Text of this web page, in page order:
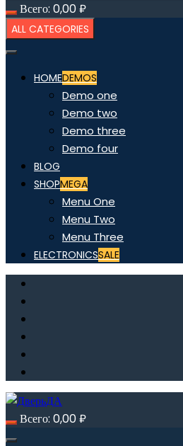
Всего: 0,00₽
ALL CATEGORIES
HOMEDEMOS
Demo one
Demo two
Demo three
Demo four
BLOG
SHOPMEGA
Menu One
Menu Two
Menu Three
ELECTRONICSSALE
Всего: 0,00₽